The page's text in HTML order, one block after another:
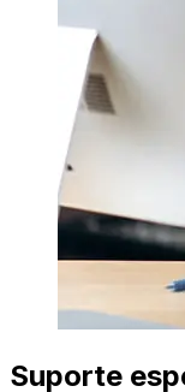
Suporte